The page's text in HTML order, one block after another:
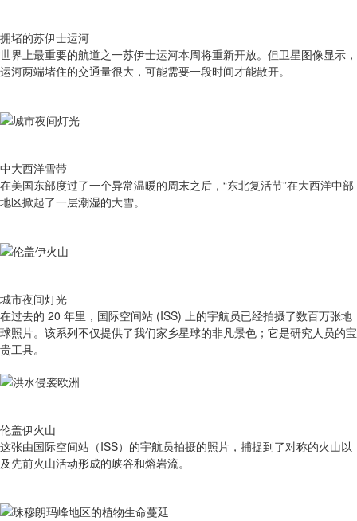
拥堵的苏伊士运河
世界上最重要的航道之一苏伊士运河本周将重新开放。但卫星图像显示，
运河两端堵住的交通量很大，可能需要一段时间才能散开。
中大西洋雪带
在美国东部度过了一个异常温暖的周末之后，“东北复活节”在大西洋中部
地区掀起了一层潮湿的大雪。
城市夜间灯光
在过去的 20 年里，国际空间站 (ISS) 上的宇航员已经拍摄了数百万张地
球照片。该系列不仅提供了我们家乡星球的非凡景色；它是研究人员的宝
贵工具。
伦盖伊火山
这张由国际空间站（ISS）的宇航员拍摄的照片，捕捉到了对称的火山以
及先前火山活动形成的峡谷和熔岩流。